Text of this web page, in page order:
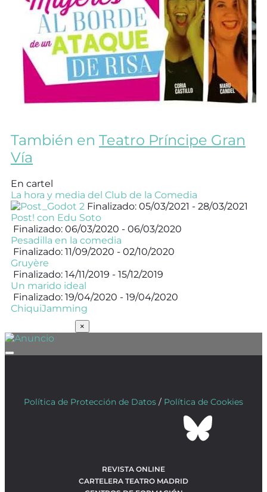
También en Teatro Príncipe Gran
Vía
En cartel
La hora y media del Club de la Comedia
Finalizado: 05/03/2021 - 28/03/2021
Post! con Edu Soto
Finalizado: 06/03/2020 - 06/03/2020
Pesadilla en la comedia
Finalizado: 11/09/2020 - 02/10/2020
Gruyère
Finalizado: 14/11/2019 - 15/12/2019
Un marido ideal
Finalizado: 19/04/2020 - 19/04/2020
ChiquiJamming
×
Política de Protección de Datos / Política de Cookies
REVISTA ONLINE
CARTELERA TEATRO MADRID